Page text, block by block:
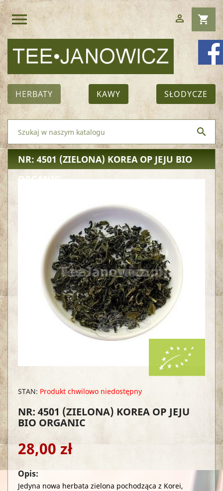
menu

 shopping_cart
HERBATY KAWY SŁODYCZE
NR: 4501 (ZIELONA) KOREA OP JEJU BIO
ORGANIC
STAN: Produkt chwilowo niedostępny
NR: 4501 (ZIELONA) KOREA OP JEJU
BIO ORGANIC
28,00 zł
Opis:
Jedyna nowa herbata zielona pochodząca z Korei,